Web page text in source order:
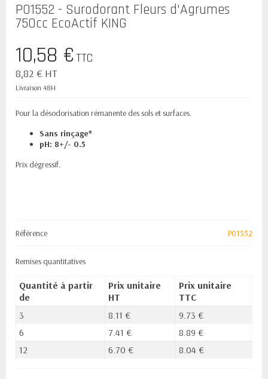
P01552 - Surodorant Fleurs d'Agrumes
750cc EcoActif KING
10,58 €TTC
8,82 € HT
Livraison 48H
Pour la désodorisation rémanente des sols et surfaces.
Sans rinçage*
pH: 8+/- 0.5
Prix dégressif.
Référence P01552
Remises quantitatives
Quantité à partir
de
Prix unitaire
HT
Prix unitaire
TTC
3
8.11 €
9.73 €
6
7.41 €
8.89 €
12
6.70 € 8.04 €